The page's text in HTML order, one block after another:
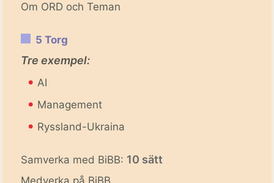
Om ORD och Teman
5 Torg
Tre exempel:
• AI
• Management
• Ryssland-Ukraina
Samverka med BiBB: 10 sätt